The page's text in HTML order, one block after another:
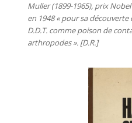
Muller (1899-1965), prix
en 1948 « pour sa
D.D.T. comme poison de
arthropodes ». [D.R.]